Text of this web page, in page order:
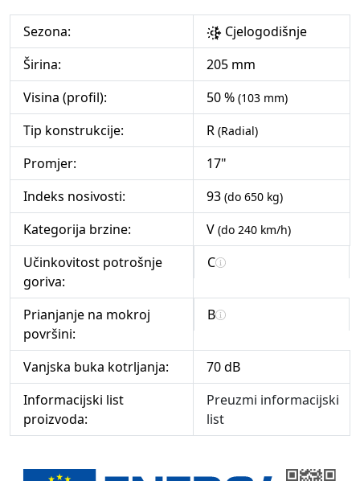
Sezona:
Cjelogodišnje
Širina:
205 mm
Visina (profil):
50 % (103 mm)
Tip konstrukcije: R (Radial)
Promjer:
17"
Indeks nosivosti:
93 (do 650 kg)
Kategorija brzine: V (do 240 km/h)
Učinkovitost potrošnje
goriva:
C
Prianjanje na mokroj
površini:
B
Vanjska buka kotrljanja:
70 dB
Informacijski list
proizvoda:
Preuzmi informacijski
list